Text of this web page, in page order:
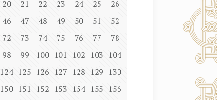
20 21 22 23 24 25
26
46 47 48 49 50 51
52
72 73 74 75 76 77
78
98 99 100 101 102 103 104
124 125 126 127 128 129 130
150 151 152 153 154 155 156